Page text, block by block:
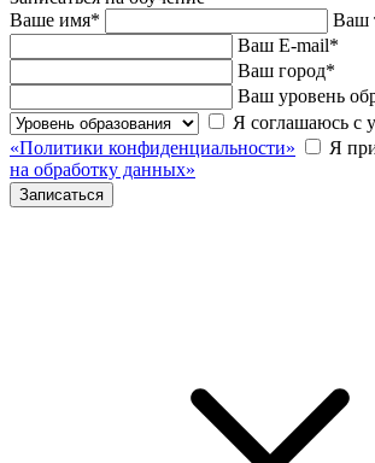
Ваше имя* Ваш
Ваш E-mail*
Ваш город*
Ваш уровень
Я соглашаюсь с
«Политики конфиденциальности»
Я
на обработку данных»